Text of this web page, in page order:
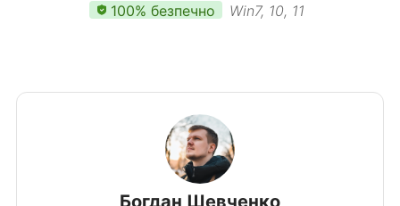
100% безпечно Win7, 10, 11
Богдан Шевченко